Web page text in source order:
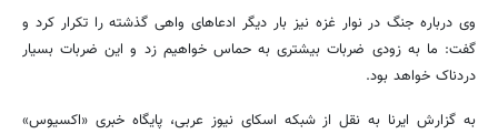
وی درباره جنگ در نوار غزه نیز بار دیگر ادعاهای واهی گذشته را تکرار کرد و
گفت: ما به زودی ضربات بیشتری به حماس خواهیم زد و این ضربات بسیار
دردناک خواهد بود.
به گزارش ایرنا به نقل از شبکه اسکای نیوز عربی، پایگاه خبری «اکسیوس»